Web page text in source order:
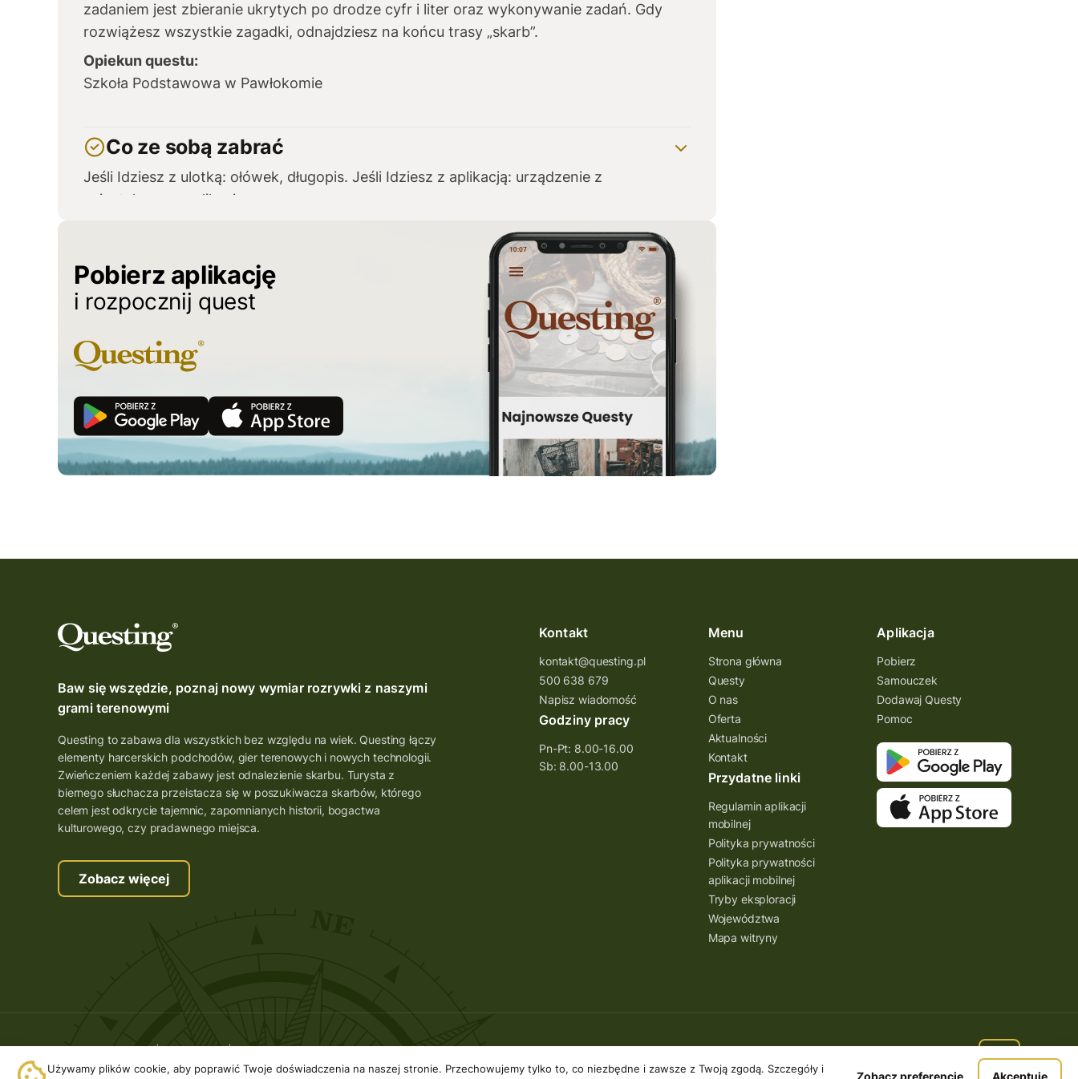
Używamy plików cookie, aby poprawić Twoje doświadczenia na naszej stronie. Przechowujemy tylko to, co niezbędne i zawsze z Twoją zgodą. Szczegóły i
Akceptuję
Zobacz preferencje
zadaniem jest zbieranie ukrytych po drodze cyfr i liter oraz wykonywanie zadań. Gdy
rozwiążesz wszystkie zagadki, odnajdziesz na końcu trasy „skarb”.
Opiekun questu:
Szkoła Podstawowa w Pawłokomie
Co ze sobą zabrać
Jeśli Idziesz z ulotką: ołówek, długopis. Jeśli Idziesz z aplikacją: urządzenie z
zainstalowaną aplikacją.
Pobierz aplikację
i rozpocznij quest
Baw się wszędzie, poznaj nowy wymiar rozrywki z naszymi
grami terenowymi
Questing to zabawa dla wszystkich bez względu na wiek. Questing łączy
elementy harcerskich podchodów, gier terenowych i nowych technologii.
Zwieńczeniem każdej zabawy jest odnalezienie skarbu. Turysta z
biernego słuchacza przeistacza się w poszukiwacza skarbów, którego
celem jest odkrycie tajemnic, zapomnianych historii, bogactwa
kulturowego, czy pradawnego miejsca.
Zobacz więcej
Kontakt
kontakt@questing.pl
500 638 679
Napisz wiadomość
Godziny pracy
Pn-Pt: 8.00-16.00
Sb: 8.00-13.00
Menu
Strona główna
Questy
O nas
Oferta
Aktualności
Kontakt
Przydatne linki
Regulamin aplikacji
mobilnej
Polityka prywatności
Polityka prywatności
aplikacji mobilnej
Tryby eksploracji
Województwa
Mapa witryny
Aplikacja
Pobierz
Samouczek
Dodawaj Questy
Pomoc
Copyright © 2026 | Questing.pl. | Wszystkie prawa zastrzeżone.
Realizacja:Fancybox.pl